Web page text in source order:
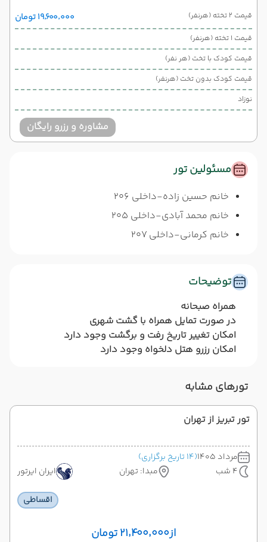
قیمت 2 تخته (هرنفر) ۱۹٬۶۰۰٬۰۰۰ تومان
قیمت 1 تخته (هرنفر)
قیمت کودک با تخت (هر نفر)
قیمت کودک بدون تخت (هرنفر)
نوزاد
مشاوره و رزرو رایگان
مسئولین تور
خانم حسین زاده-داخلی 206
خانم محمد آبادی-داخلی 205
خانم کرمانی-داخلی 207
توضیحات
همراه صبحانه
در صورت تمایل همراه با گشت شهری
امکان تغییر تاریخ رفت و برگشت وجود دارد
امکان رزرو هتل دلخواه وجود دارد
تورهای مشابه
تور تبریز از تهران
مرداد 1405
(14 تاریخ برگزاری)
4 شب
مبدا: تهران ایران ایرتور
اقساطی
از۲۱٬۴۰۰٬۰۰۰ تومان